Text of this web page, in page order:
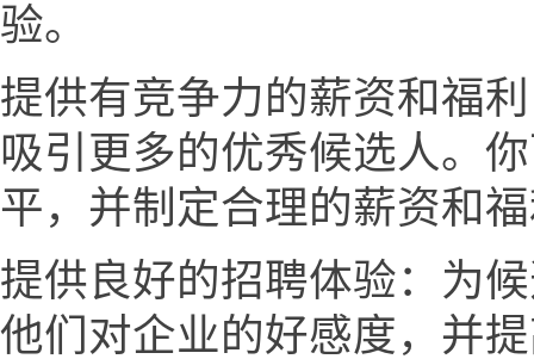
验。
提供有竞争力的薪资和福
吸引更多的优秀候选人。
平，并制定合理的薪资和
提供良好的招聘体验：为
他们对企业的好感度，并